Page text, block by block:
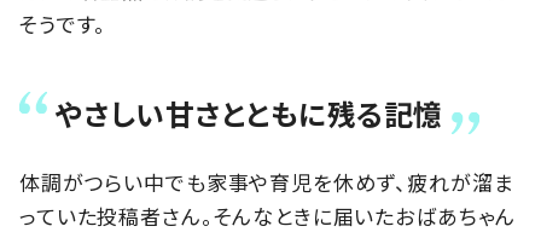
そうです。
やさしい甘さとともに残る記憶
体調がつらい中でも家事や育児を休めず、疲れが溜ま
っていた投稿者さん。そんなときに届いたおばあちゃん